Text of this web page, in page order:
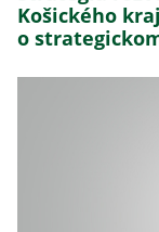
Košického
o